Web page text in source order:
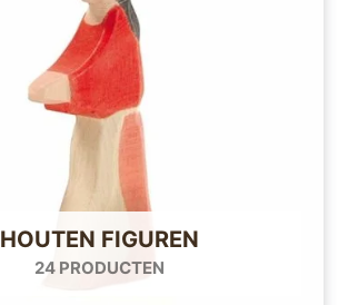
HOUTEN FIGUREN
24 PRODUCTEN